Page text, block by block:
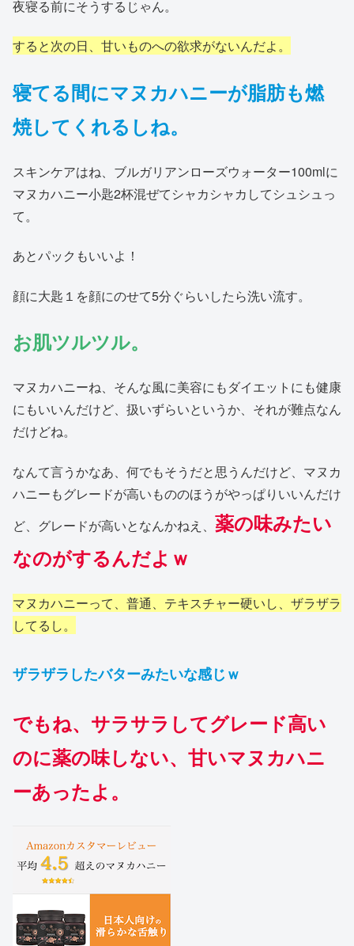
夜寝る前にそうするじゃん。
すると次の日、甘いものへの欲求がないんだよ。
寝てる間にマヌカハニーが脂肪も燃
焼してくれるしね。
スキンケアはね、ブルガリアンローズウォーター100mlに
マヌカハニー小匙2杯混ぜてシャカシャカしてシュシュっ
て。
あとパックもいいよ！
顔に大匙１を顔にのせて5分ぐらいしたら洗い流す。
お肌ツルツル。
マヌカハニーね、そんな風に美容にもダイエットにも健康
にもいいんだけど、扱いずらいというか、それが難点なん
だけどね。
なんて言うかなあ、何でもそうだと思うんだけど、マヌカ
ハニーもグレードが高いもののほうがやっぱりいいんだけ
ど、グレードが高いとなんかねえ、 薬の味みたい
なのがするんだよｗ
マヌカハニーって、普通、テキスチャー硬いし、ザラザラ
してるし。
ザラザラしたバターみたいな感じｗ
でもね、サラサラしてグレード高い
のに薬の味しない、甘いマヌカハニ
ーあったよ。